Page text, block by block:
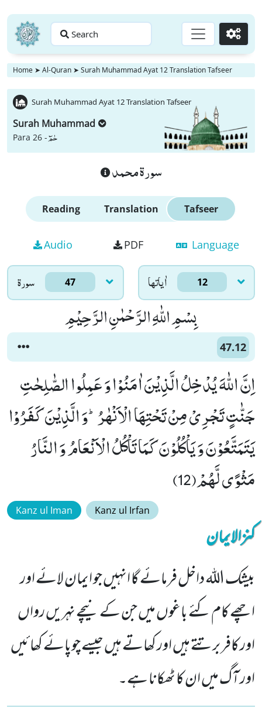
Search Go
Home ➤ Al-Quran ➤ Surah Muhammad Ayat 12 Translation Tafseer
Surah Muhammad Ayat 12 Translation Tafseer
Surah Muhammad
Para 26 -حٰمٓ
سورة محمد
Reading Translation Tafseer
Audio PDF Language
سورۃ 47 اٰياتها 12
بِسْمِ اللّٰهِ الرَّحْمٰنِ الرَّحِیْمِ
47.12
اِنَّ اللّٰهَ یُدْخِلُ الَّذِیْنَ اٰمَنُوْا وَ عَمِلُوا الصّٰلِحٰتِ
جَنّٰتٍ تَجْرِیْ مِنْ تَحْتِهَا الْاَنْهٰرُؕ-وَ الَّذِیْنَ كَفَرُوْا
یَتَمَتَّعُوْنَ وَ یَاْكُلُوْنَ كَمَا تَاْكُلُ الْاَنْعَامُ وَ النَّارُ
مَثْوًى لَّهُمْ(12)
Kanz ul Iman Kanz ul Irfan
کنزالایمان
بیشک اللہ داخل فرمائے گا انہیں جو ایمان لائے اور
اچھے کام کئے باغوں میں جن کے نیچے نہریں رواں
اور کافر برتتے ہیں اور کھاتے ہیں جیسے چوپائے کھائیں
اور آگ میں ان کا ٹھکانا ہے۔